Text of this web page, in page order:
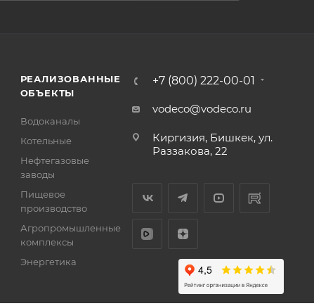
РЕАЛИЗОВАННЫЕ
ОБЪЕКТЫ
Водоканалы
Котельные
Нефтегазовые
заводы
Пищевое
производство
Агропромышленные
комплексы
Энергетика
+7 (800) 222-00-01
vodeco@vodeco.ru
Киргизия, Бишкек, ул.
Раззакова, 22